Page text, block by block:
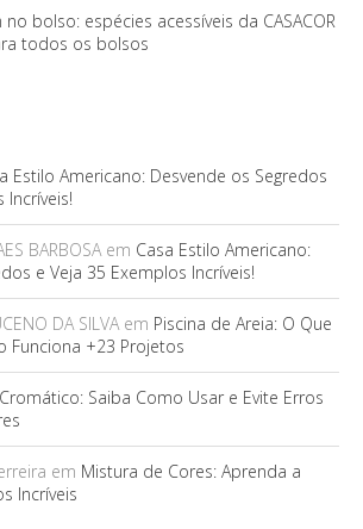
bolso: espécies acessíveis da CASACOR
todos os bolsos
Estilo Americano: Desvende os Segredos
Incríveis!
BARBOSAem Casa Estilo Americano:
e Veja 35 Exemplos Incríveis!
DA SILVAem Piscina de Areia: O Que
Funciona +23 Projetos
Saiba Como Usar e Evite Erros
em Mistura de Cores: Aprenda a
Incríveis